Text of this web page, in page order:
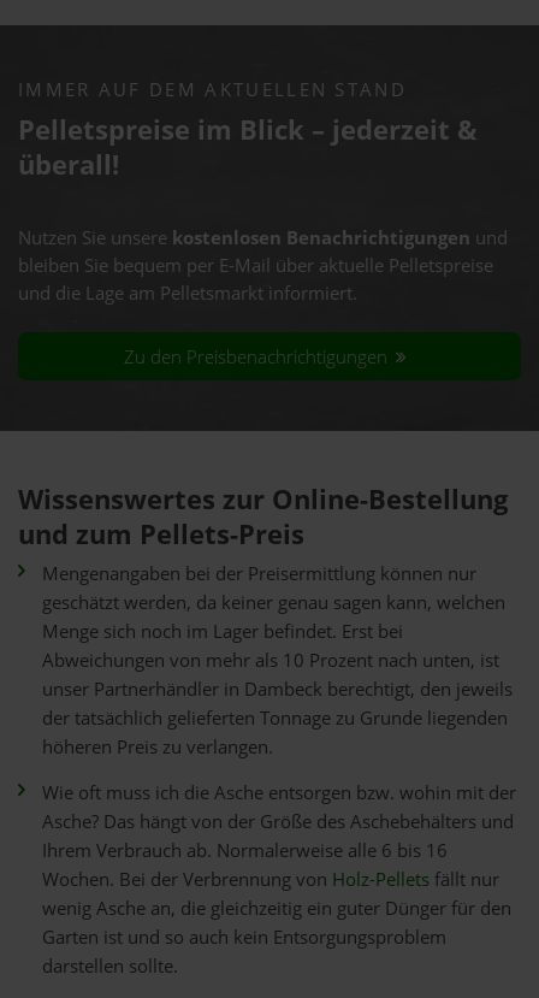
IMMER AUF DEM AKTUELLEN STAND
Pelletspreise im Blick – jederzeit &
überall!
Nutzen Sie unsere kostenlosen Benachrichtigungen und
bleiben Sie bequem per E-Mail über aktuelle Pelletspreise
und die Lage am Pelletsmarkt informiert.
Zu den Preisbenachrichtigungen
Wissenswertes zur Online-Bestellung
und zum Pellets-Preis
Mengenangaben bei der Preisermittlung können nur
geschätzt werden, da keiner genau sagen kann, welchen
Menge sich noch im Lager befindet. Erst bei
Abweichungen von mehr als 10 Prozent nach unten, ist
unser Partnerhändler in Dambeck berechtigt, den jeweils
der tatsächlich gelieferten Tonnage zu Grunde liegenden
höheren Preis zu verlangen.
Wie oft muss ich die Asche entsorgen bzw. wohin mit der
Asche? Das hängt von der Größe des Aschebehälters und
Ihrem Verbrauch ab. Normalerweise alle 6 bis 16
Wochen. Bei der Verbrennung von Holz-Pelletsfällt nur
wenig Asche an, die gleichzeitig ein guter Dünger für den
Garten ist und so auch kein Entsorgungsproblem
darstellen sollte.